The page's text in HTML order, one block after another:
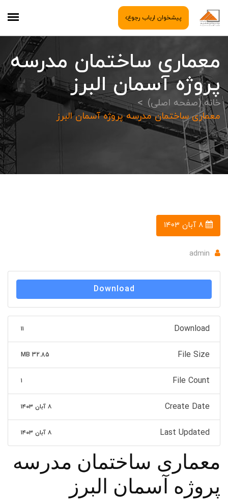
پیشخوان ارباب رجوع
معماری ساختمان مدرسه
پروژه آسمان البرز
خانه (صفحه اصلی)
معماری ساختمان مدرسه پروژه آسمان البرز
admin
Download
Download ۱۱
File Size
32.85 MB
File Count ۱
Create Date ۸ آبان ۱۴۰۳
Last Updated ۸ آبان ۱۴۰۳
معماری ساختمان مدرسه
پروژه آسمان البرز